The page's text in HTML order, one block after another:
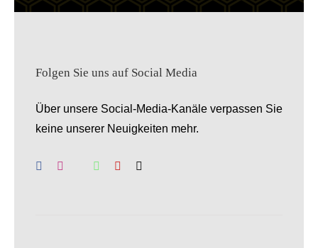
Folgen Sie uns auf Social Media
Über unsere Social-Media-Kanäle verpassen Sie
keine unserer Neuigkeiten mehr.